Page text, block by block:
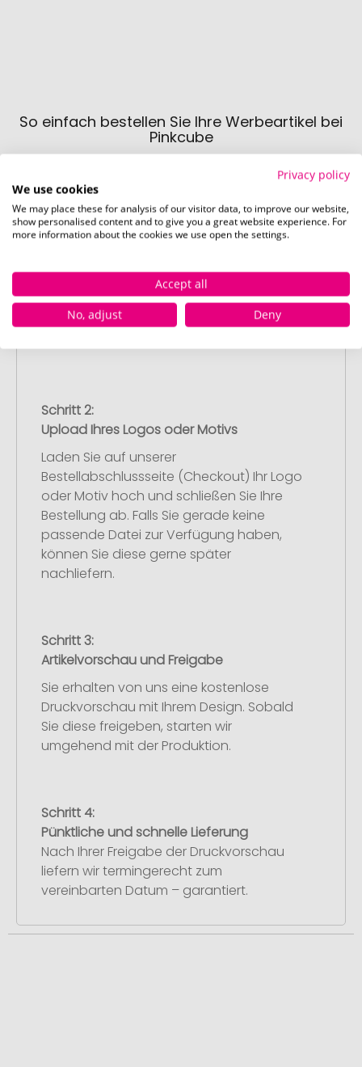
So einfach bestellen Sie Ihre Werbeartikel bei
Pinkcube
Schritt 1:
Werbeartikel aus und passen Sie diese
nach Ihren Vorstellungen an.
Anschließend legen Sie die konfigurierten
Schritt 2:
Upload Ihres Logos oder Motivs
Laden Sie auf unserer
Bestellabschlussseite (Checkout) Ihr Logo
oder Motiv hoch und schließen Sie Ihre
Bestellung ab. Falls Sie gerade keine
passende Datei zur Verfügung haben,
können Sie diese gerne später
nachliefern.
Schritt 3:
Artikelvorschau und Freigabe
Sie erhalten von uns eine kostenlose
Druckvorschau mit Ihrem Design. Sobald
Sie diese freigeben, starten wir
umgehend mit der Produktion.
Schritt 4:
Pünktliche und schnelle Lieferung
Nach Ihrer Freigabe der Druckvorschau
liefern wir termingerecht zum
vereinbarten Datum – garantiert.
Privacy policy
We use cookies
We may place these for analysis of our visitor data, to improve our website,
show personalised content and to give you a great website experience. For
more information about the cookies we use open the settings.
Accept all
No, adjust
Deny